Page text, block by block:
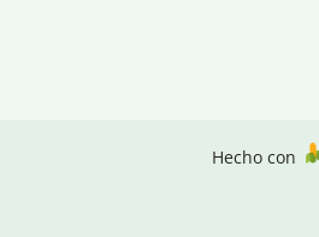
Hecho con